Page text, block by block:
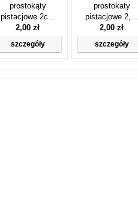
prostokąty
pistacjowe 2c...
2,00 zł
szczegóły
prostokaty
pistacjowe 2,...
2,00 zł
szczegóły